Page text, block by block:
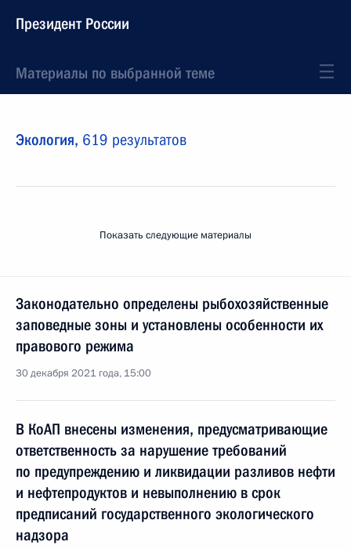
Президент России
Материалы по выбранной теме
Экология, 619 результатов
Показать следующие материалы
Законодательно определены рыбохозяйственные
заповедные зоны и установлены особенности их
правового режима
30 декабря 2021 года, 15:00
В КоАП внесены изменения, предусматривающие
ответственность за нарушение требований
по предупреждению и ликвидации разливов нефти
и нефтепродуктов и невыполнению в срок
предписаний государственного экологического
надзора